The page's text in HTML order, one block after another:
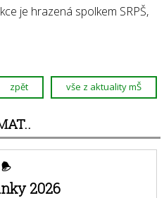
je hrazená spolkem SRPŠ,
vše z aktuality mŠ
zpět
2026